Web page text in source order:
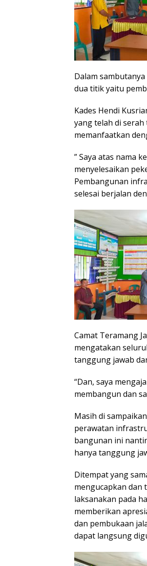
Dalam
dua titik yaitu
Kades Hendi
yang telah di
memanfaatkan
” Saya atas nama
menyelesaikan
Pembangunan
selesai berjalan
Camat Teramang
mengatakan
tanggung jawab
“Dan, saya
membangun dan
Masih di
perawatan
bangunan ini
hanya tanggung
Ditempat yang
mengucapkan dan
laksanakan pada
memberikan
dan pembukaan
dapat langsung